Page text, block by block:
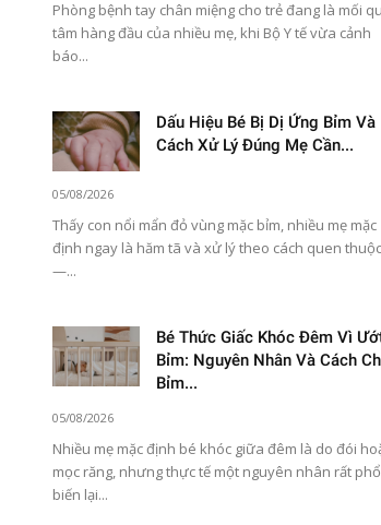
Phòng bệnh tay chân miệng cho trẻ đang là mối
tâm hàng đầu của nhiều mẹ, khi Bộ Y tế vừa cảnh
báo...
Dấu Hiệu Bé Bị Dị Ứng Bỉm Và
Cách Xử Lý Đúng Mẹ Cần...
05/08/2026
Thấy con nổi mẩn đỏ vùng mặc bỉm, nhiều mẹ mặc
định ngay là hăm tã và xử lý theo cách quen thuộc
—...
Bé Thức Giấc Khóc Đêm Vì
Bỉm: Nguyên Nhân Và Cách
Bỉm...
05/08/2026
Nhiều mẹ mặc định bé khóc giữa đêm là do đói
mọc răng, nhưng thực tế một nguyên nhân rất phổ
biến lại...